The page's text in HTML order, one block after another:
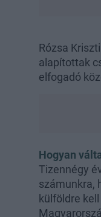
Rózsa
alapítottak
elfogadó
Hogyan
Tizennégy
számunkra,
külföldre